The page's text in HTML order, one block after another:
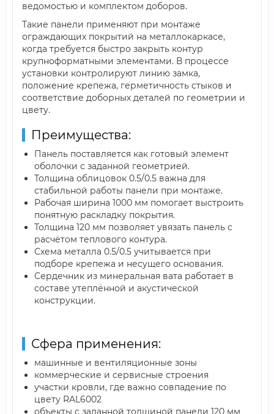
ведомостью и комплектом доборов.
Такие панели применяют при монтаже
ограждающих покрытий на металлокаркасе,
когда требуется быстро закрыть контур
крупноформатными элементами. В процессе
установки контролируют линию замка,
положение крепежа, герметичность стыков и
соответствие доборных деталей по геометрии и
цвету.
Преимущества:
Панель поставляется как готовый элемент
оболочки с заданной геометрией.
Толщина облицовок 0.5/0.5 важна для
стабильной работы панели при монтаже.
Рабочая ширина 1000 мм помогает выстроить
понятную раскладку покрытия.
Толщина 120 мм позволяет увязать панель с
расчётом теплового контура.
Схема металла 0.5/0.5 учитывается при
подборе крепежа и несущего основания.
Сердечник из минеральная вата работает в
составе утеплённой и акустической
конструкции.
Сфера применения:
машинные и вентиляционные зоны
коммерческие и сервисные строения
участки кровли, где важно совпадение по
цвету RAL6002
объекты с заданной толщиной панели 120 мм